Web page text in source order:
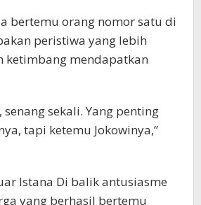
bertemu orang nomor satu di
peristiwa yang lebih
ketimbang mendapatkan
senang sekali. Yang penting
tapi ketemu Jokowinya,”
Istana Di balik antusiasme
yang berhasil bertemu